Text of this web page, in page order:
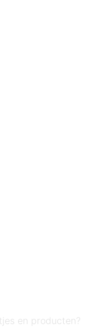
en producten?